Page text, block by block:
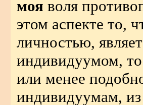
моя воля
этом аспекте то,
личностью,
индивидуумом,
или менее
индивидуумам, из